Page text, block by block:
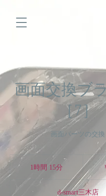
画面交換ブ
［7］
画面パーツの交換
1時間 15分
1
7,000
円
d-smart三木店